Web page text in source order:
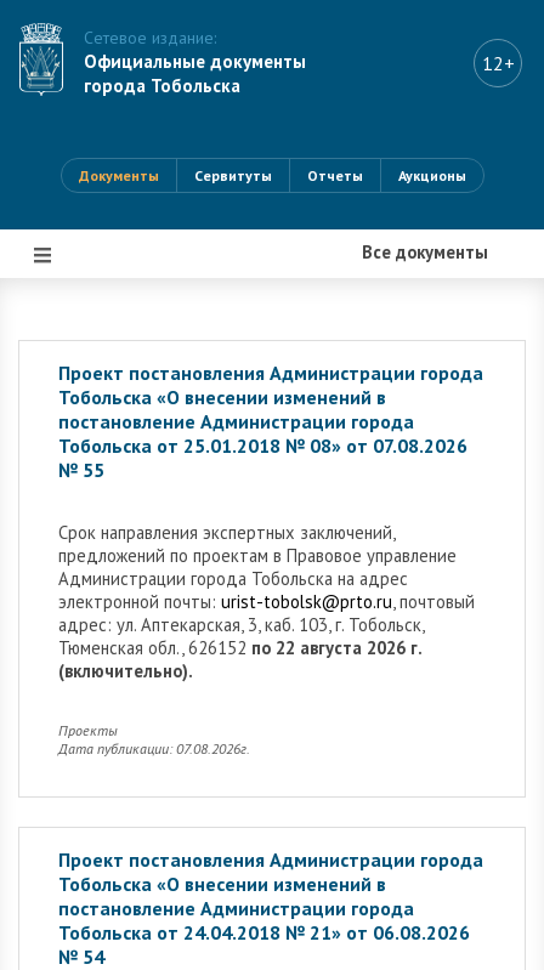
Сетевое издание:
Официальные документы
города Тобольска
12+
Документы Сервитуты Отчеты Аукционы
Все документы
|||
Проект постановления Администрации города
Тобольска «О внесении изменений в
постановление Администрации города
Тобольска от 25.01.2018 № 08» от 07.08.2026
№ 55
Cрок направления экспертных заключений,
предложений по проектам в Правовое управление
Администрации города Тобольска на адрес
электронной почты: urist-tobolsk@prto.ru, почтовый
адрес: ул. Аптекарская, 3, каб. 103, г. Тобольск,
Тюменская обл., 626152 по 22 августа 2026 г.
(включительно).
Проекты
Дата публикации: 07.08.2026г.
Проект постановления Администрации города
Тобольска «О внесении изменений в
постановление Администрации города
Тобольска от 24.04.2018 № 21» от 06.08.2026
№ 54